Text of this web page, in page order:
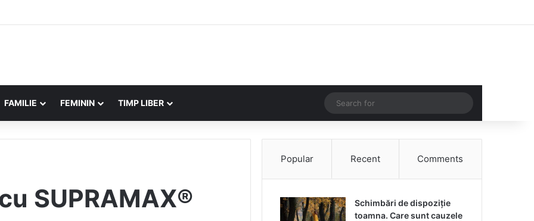
FAMILIE FEMININ TIMP LIBER Random Article
for
SUPRAMAX®
Popular Recent Comments
Schimbări de dispoziție
toamna. Care sunt cauzele